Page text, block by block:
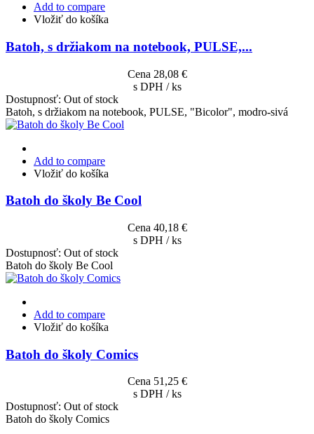
Add to compare
Vložiť do košíka
Batoh, s držiakom na notebook, PULSE,...
Cena 28,08 €
s DPH / ks
Dostupnosť: Out of stock
Batoh, s držiakom na notebook, PULSE, "Bicolor", modro-sivá
Add to compare
Vložiť do košíka
Batoh do školy Be Cool
Cena 40,18 €
s DPH / ks
Dostupnosť: Out of stock
Batoh do školy Be Cool
Add to compare
Vložiť do košíka
Batoh do školy Comics
Cena 51,25 €
s DPH / ks
Dostupnosť: Out of stock
Batoh do školy Comics